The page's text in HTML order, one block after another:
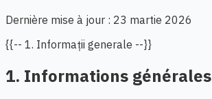
Dernière mise à jour : 23 martie 2026
{{-- 1. Informații generale --}}
1. Informations générales